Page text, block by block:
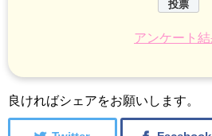
アンケート
良ければシェアをお願いします。